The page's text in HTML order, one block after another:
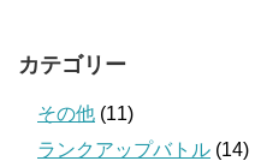
カテゴリー
その他 (11)
ランクアップバトル (14)